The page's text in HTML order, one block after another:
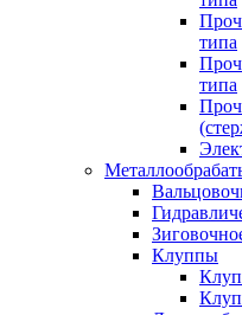
типа
типа
Клуппы